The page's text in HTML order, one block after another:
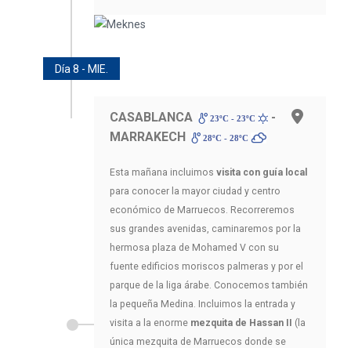
Día 8 - MIE.
CASABLANCA 23ºC - 23ºC
-
MARRAKECH
28ºC - 28ºC
Esta mañana incluimos visita con guía local
para conocer la mayor ciudad y centro
económico de Marruecos. Recorreremos
sus grandes avenidas, caminaremos por la
hermosa plaza de Mohamed V con su
fuente edificios moriscos palmeras y por el
parque de la liga árabe. Conocemos también
la pequeña Medina. Incluimos la entrada y
visita a la enorme mezquita de Hassan II (la
única mezquita de Marruecos donde se